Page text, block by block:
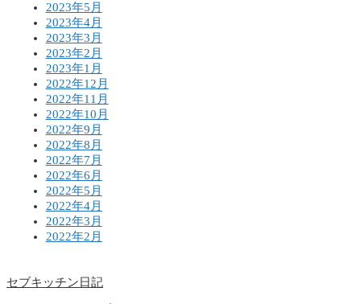
2023年5月
2023年4月
2023年3月
2023年2月
2023年1月
2022年12月
2022年11月
2022年10月
2022年9月
2022年8月
2022年7月
2022年6月
2022年5月
2022年4月
2022年3月
2022年2月
セブキッチン日記